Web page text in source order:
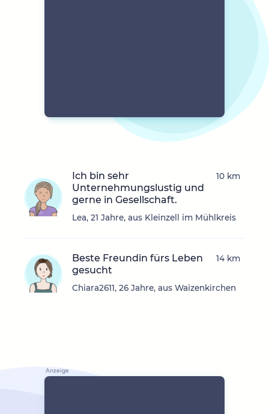
Ich bin sehr
Unternehmungslustig und
gerne in Gesellschaft.
Lea, 21 Jahre, aus Kleinzell im Mühlkreis
10 km
Beste Freundin fürs Leben
gesucht
Chiara2611, 26 Jahre, aus Waizenkirchen
14 km